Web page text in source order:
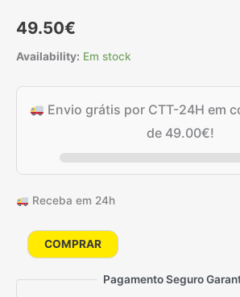
49.50€
Availability: Em stock
Envio grátis por CTT-24H em
de 49.00€!
Receba em 24h
Quantidade
Estrutura
COMPRAR
Pagamento Seguro